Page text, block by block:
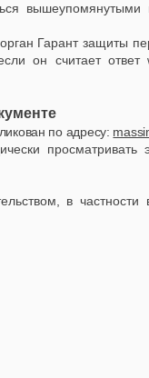
Гарант защиты
он считает ответ
по адресу:
просматривать
в